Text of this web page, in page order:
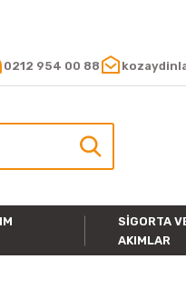
0212 954 00 88
SIGORTA
AKIMLAR